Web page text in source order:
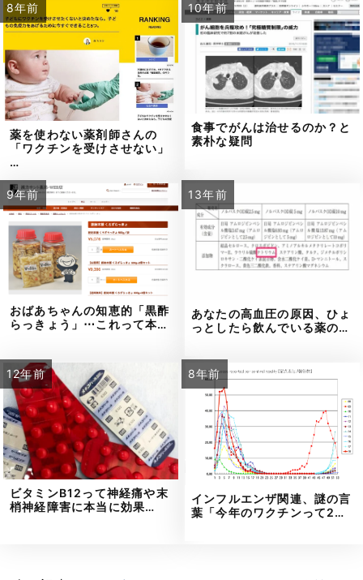
8年前
薬を使わない薬剤師さんの
「ワクチンを受けさせない」
…
10年前
食事でがんは治せるのか？と
素朴な疑問
9年前
おばあちゃんの知恵的「黒酢
らっきょう」⋯これって本…
13年前
あなたの高血圧の原因、ひょ
っとしたら飲んでいる薬の…
12年前
ビタミンB12って神経痛や末
梢神経障害に本当に効果…
8年前
インフルエンザ関連、謎の言
葉「今年のワクチンって2…